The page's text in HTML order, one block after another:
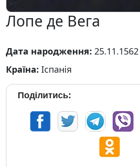
Лопе де Вега
Дата народження: 25.11.1562
Країна: Іспанія
Поділитись: